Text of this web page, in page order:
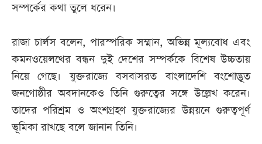
সম্পর্কের কথা তুলে ধরেন।
রাজা চার্লস বলেন, পারস্পরিক সম্মান, অভিন্ন মূল্যবোধ এবং
কমনওয়েলথের বন্ধন দুই দেশের সম্পর্ককে বিশেষ উচ্চতায়
নিয়ে গেছে। যুক্তরাজ্যে বসবাসরত বাংলাদেশি বংশোদ্ভূত
জনগোষ্ঠীর অবদানকেও তিনি গুরুত্বের সঙ্গে উল্লেখ করেন।
তাদের পরিশ্রম ও অংশগ্রহণ যুক্তরাজ্যের উন্নয়নে গুরুত্বপূর্ণ
ভূমিকা রাখছে বলে জানান তিনি।